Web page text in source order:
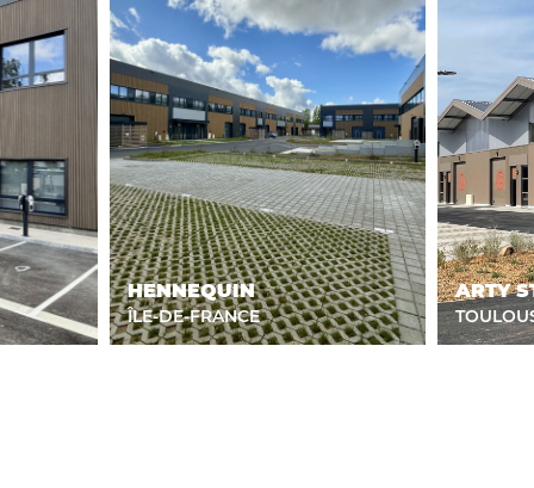
HENNEQUIN
ÎLE-DE-FRANCE
ARTY